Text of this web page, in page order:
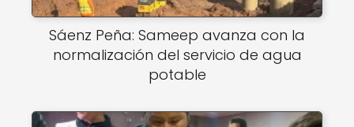
Sáenz Peña: Sameep avanza con la
normalización del servicio de agua
potable